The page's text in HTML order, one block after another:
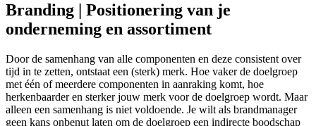
Branding | Positionering van je
onderneming en assortiment
Door de samenhang van alle componenten en deze consistent over
tijd in te zetten, ontstaat een (sterk) merk. Hoe vaker de doelgroep
met één of meerdere componenten in aanraking komt, hoe
herkenbaarder en sterker jouw merk voor de doelgroep wordt. Maar
alleen een samenhang is niet voldoende. Je wilt als brandmanager
geen kans onbenut laten om de doelgroep een indirecte boodschap